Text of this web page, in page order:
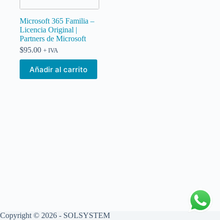
Microsoft 365 Familia –
Licencia Original |
Partners de Microsoft
$95.00 + IVA
Añadir al carrito
Copyright © 2026 - SOLSYSTEM